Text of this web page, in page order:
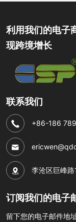
利用我们的电子
现跨境增长
联系我们
+86-186
李沧区巨峰
订阅我们的电子
留下您的电子邮件地